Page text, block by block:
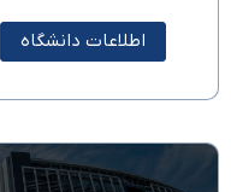
اطلاعات دانشگاه